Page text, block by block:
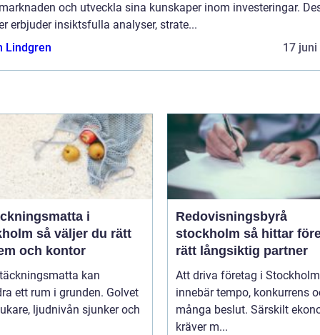
och utveckla sina kunskaper inom investeringar.
erbjuder insiktsfulla analyser, strate...
Lindgren
17 juni
i
du rätt
och kontor
kan
ett rum i grunden. Golvet
ljudnivån sjunker och
Redovisningsbyrå
stockholm så hittar företag
rätt långsiktig partner
Att driva företag i Stockholm
innebär tempo, konkurrens
många beslut. Särskilt
kräver m...